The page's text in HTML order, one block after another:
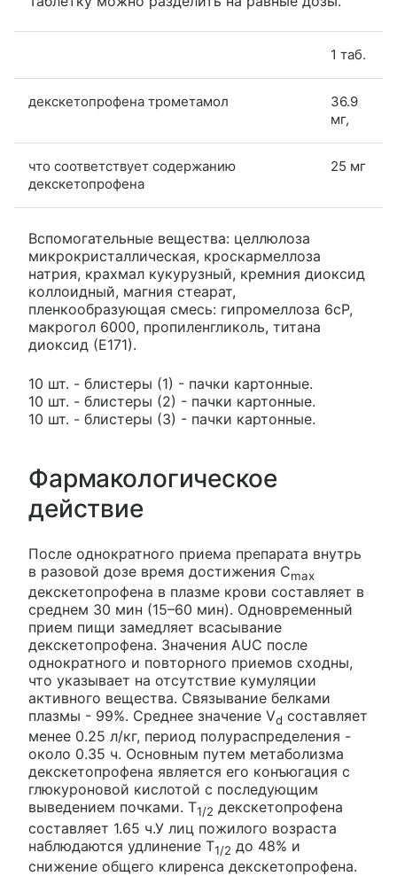
1 таб.
декскетопрофена трометамол
36.9
мг,
что соответствует содержанию
декскетопрофена
25 мг
Вспомогательные вещества: целлюлоза
микрокристаллическая, кроскармеллоза
натрия, крахмал кукурузный, кремния диоксид
коллоидный, магния стеарат,
пленкообразующая смесь: гипромеллоза 6сР,
макрогол 6000, пропиленгликоль, титана
диоксид (Е171).
10 шт. - блистеры (1) - пачки картонные.
10 шт. - блистеры (2) - пачки картонные.
10 шт. - блистеры (3) - пачки картонные.
Фармакологическое
действие
После однократного приема препарата внутрь
в разовой дозе время достижения Cmax
декскетопрофена в плазме крови составляет в
среднем 30 мин (15–60 мин). Одновременный
прием пищи замедляет всасывание
декскетопрофена. Значения AUC после
однократного и повторного приемов сходны,
что указывает на отсутствие кумуляции
активного вещества. Связывание белками
плазмы - 99%. Среднее значение Vd составляет
менее 0.25 л/кг, период полураспределения -
около 0.35 ч. Основным путем метаболизма
декскетопрофена является его конъюгация с
глюкуроновой кислотой с последующим
выведением почками. Т1/2 декскетопрофена
составляет 1.65 ч.У лиц пожилого возраста
наблюдаются удлинение Т1/2 до 48% и
снижение общего клиренса декскетопрофена.